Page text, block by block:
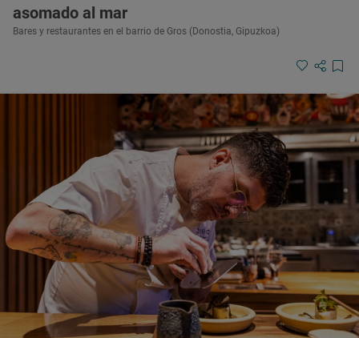
asomado al mar
Bares y restaurantes en el barrio de Gros (Donostia, Gipuzkoa)